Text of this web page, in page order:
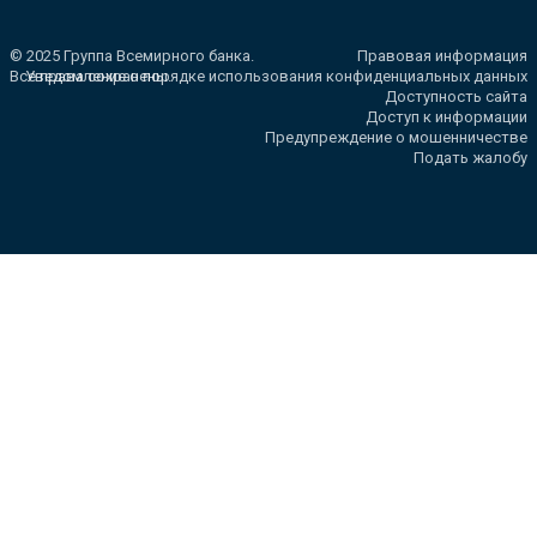
© 2025 Группа Всемирного банка.
Все права сохранены.
Правовая информация
Уведомление о порядке использования конфиденциальных данных
Доступность сайта
Доступ к информации
Предупреждение о мошенничестве
Подать жалобу